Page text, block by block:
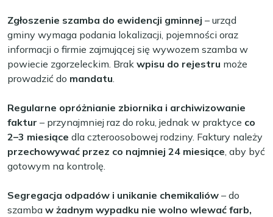
Zgłoszenie szamba do ewidencji gminnej – urząd
gminy wymaga podania lokalizacji, pojemności oraz
informacji o firmie zajmującej się wywozem szamba w
powiecie zgorzeleckim. Brak wpisu do rejestru może
prowadzić do mandatu.
Regularne opróżnianie zbiornika i archiwizowanie
faktur – przynajmniej raz do roku, jednak w praktyce co
2–3 miesiące dla czteroosobowej rodziny. Faktury należy
przechowywać przez co najmniej 24 miesiące, aby być
gotowym na kontrolę.
Segregacja odpadów i unikanie chemikaliów – do
szamba w żadnym wypadku nie wolno wlewać farb,